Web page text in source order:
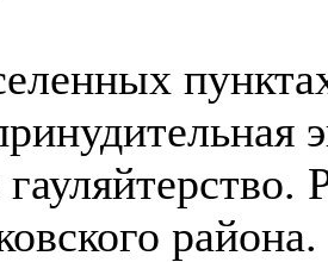
района.